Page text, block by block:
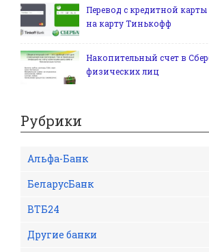
Перевод с кредитной
на карту Тинькофф
Накопительный счет в
физических лиц
Рубрики
Альфа-Банк
БеларусБанк
ВТБ24
Другие банки